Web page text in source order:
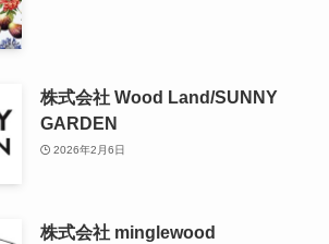
株式会社 Wood Land/SUNNY
GARDEN
2026年2月6日
株式会社 minglewood